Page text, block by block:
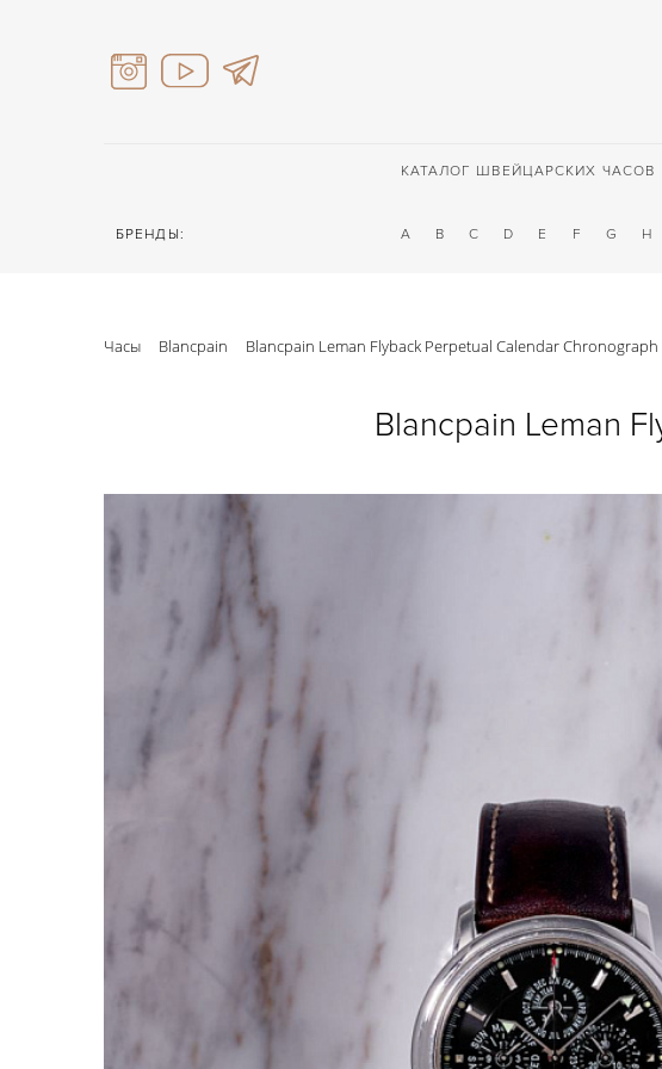
КАТАЛОГ ШВЕЙЦАРСКИХ ЧАСОВ
БРЕНДЫ: A B C D E F G H
Часы Blancpain Blancpain Leman Flyback Perpetual Calendar Chronograph
Blancpain Leman